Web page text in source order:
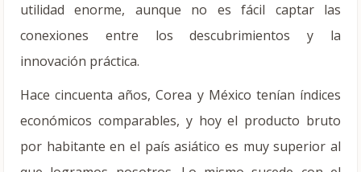
utilidad enorme, aunque no es fácil captar las
conexiones entre los descubrimientos y la
innovación práctica.
Hace cincuenta años, Corea y México tenían índices
económicos comparables, y hoy el producto bruto
por habitante en el país asiático es muy superior al